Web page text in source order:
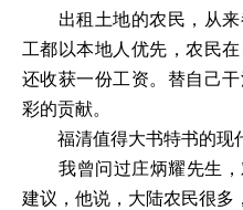
出租土地的农民，从来
工都以本地人优先，农民
还收获一份工资。替自己
彩的贡献。
福清值得大书特书的现代
我曾问过庄炳耀先生，
建议，他说，大陆农民很多